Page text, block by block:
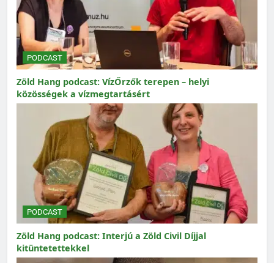
PODCAST
Zöld Hang podcast: VízŐrzők terepen – helyi
közösségek a vízmegtartásért
PODCAST
Zöld Hang podcast: Interjú a Zöld Civil Díjjal
kitüntetettekkel